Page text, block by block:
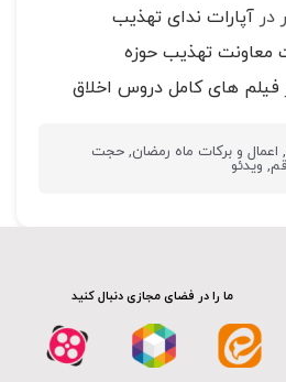
در آپارات ندای تهذیب
معاونت تهذیب حوزه
فیلم های کامل دروس اخلاق
, اعمال و برکات ماه رمضان,حجت
قم, ویدئو
ما را در فضای مجازی دنبال کنید